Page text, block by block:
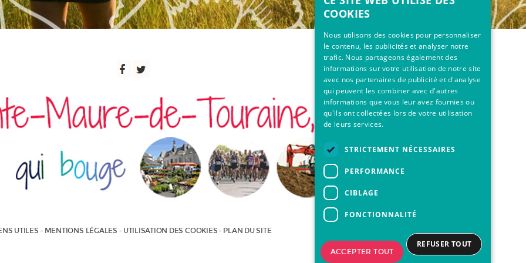
UTILES MENTIONS LÉGALES UTILISATION DES COOKIES PLAN DU SITE
COOKIES
Nous utilisons des cookies pour personnaliser
le contenu, les publicités et analyser notre
trafic. Nous partageons également des
informations sur votre utilisation de notre site
avec nos partenaires de publicité et d'analyse
qui peuvent les combiner avec d'autres
informations que vous leur avez fournies ou
qu'ils ont collectées lors de votre utilisation
de leurs services.
STRICTEMENT NÉCESSAIRES
PERFORMANCE
CIBLAGE
FONCTIONNALITÉ
ACCEPTER TOUT
REFUSER TOUT